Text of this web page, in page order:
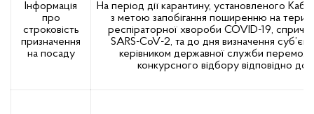
Інформація
про
строковість
призначення
на посаду
На період дії карантину, установленого
з метою запобігання поширенню на
респіраторної хвороби COVID-19,
SARS-CoV-2, та до дня визначення
керівником державної служби
конкурсного відбору відповідно до